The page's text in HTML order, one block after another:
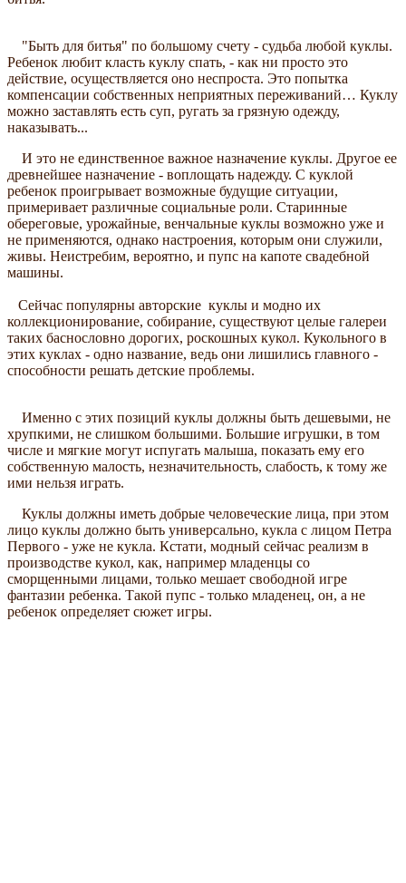
"Быть для битья" по большому счету - судьба любой куклы.
Ребенок любит класть куклу спать, - как ни просто это
действие, осуществляется оно неспроста. Это попытка
компенсации собственных неприятных переживаний… Куклу
можно заставлять есть суп, ругать за грязную одежду,
наказывать...
И это не единственное важное назначение куклы. Другое ее
древнейшее назначение - воплощать надежду. С куклой
ребенок проигрывает возможные будущие ситуации,
примеривает различные социальные роли. Старинные
обереговые, урожайные, венчальные куклы возможно уже и
не применяются, однако настроения, которым они служили,
живы. Неистребим, вероятно, и пупс на капоте свадебной
машины.
Сейчас популярны авторские куклы и модно их
коллекционирование, собирание, существуют целые галереи
таких баснословно дорогих, роскошных кукол. Кукольного в
этих куклах - одно название, ведь они лишились главного -
способности решать детские проблемы.
Именно с этих позиций куклы должны быть дешевыми, не
хрупкими, не слишком большими. Большие игрушки, в том
числе и мягкие могут испугать малыша, показать ему его
собственную малость, незначительность, слабость, к тому же
ими нельзя играть.
Куклы должны иметь добрые человеческие лица, при этом
лицо куклы должно быть универсально, кукла с лицом Петра
Первого - уже не кукла. Кстати, модный сейчас реализм в
производстве кукол, как, например младенцы со
сморщенными лицами, только мешает свободной игре
фантазии ребенка. Такой пупс - только младенец, он, а не
ребенок определяет сюжет игры.